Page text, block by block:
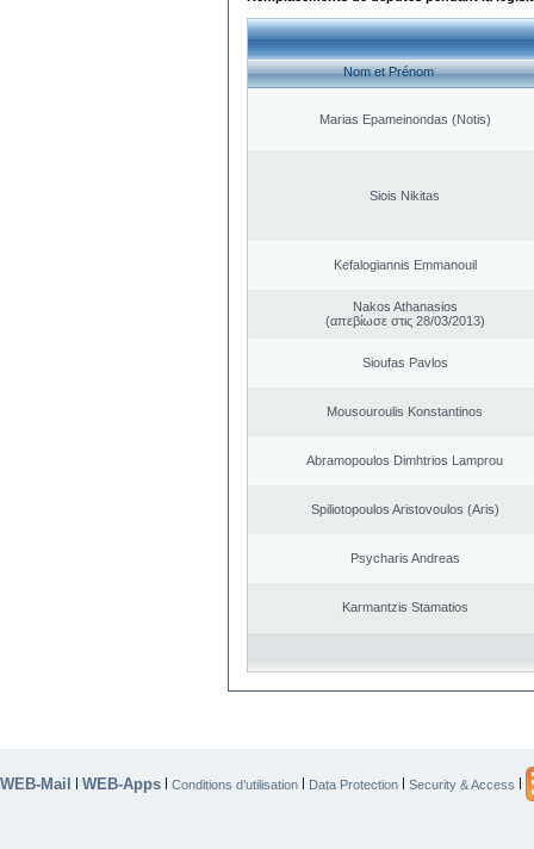
Nom et Prénom
Marias Epameinondas (Notis)
Siois Nikitas
Kefalogiannis Emmanouil
Nakos Athanasios
(απεβίωσε στις 28/03/2013)
Sioufas Pavlos
Mousouroulis Konstantinos
Abramopoulos Dimhtrios Lamprou
Spiliotopoulos Aristovoulos (Aris)
Psycharis Andreas
Karmantzis Stamatios
WEB-Mail | WEB-Apps | Conditions d’utilisation | Data Protection | Security & Access |